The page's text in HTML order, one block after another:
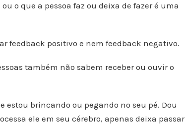
o que a pessoa faz ou deixa de fazer é uma
feedback positivo e nem feedback negativo.
também não sabem receber ou ouvir o
estou brincando ou pegando no seu pé. Dou
ele em seu cérebro, apenas deixa passar